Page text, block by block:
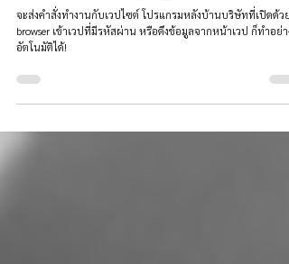
จะส่งคำสั่งทำงานกับเวปไซต์ โปรแกรมหลังบ้านบริษัทที่เปิดด้วย
browser เข้าเวปที่มีรหัสผ่าน หรือดึงข้อมูลจากหน้าเวป ก็ทำอย่าง
อัตโนมัติได้!